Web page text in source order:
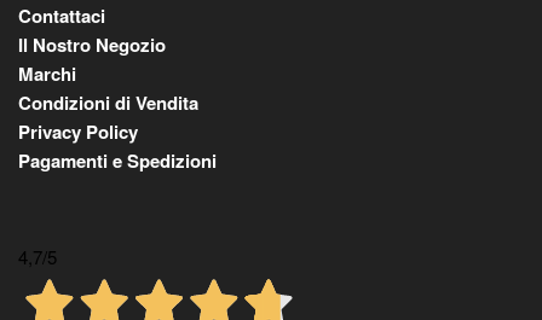
Contattaci
Il Nostro Negozio
Marchi
Condizioni di Vendita
Privacy Policy
Pagamenti e Spedizioni
4,7/5